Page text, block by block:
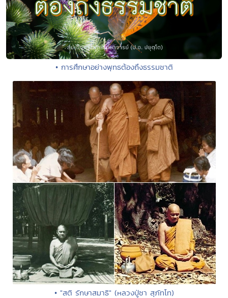
• การศึกษาอย่างพุทธต้องถึงธรรมชาติ
• "สติ รักษาสมาธิ" (หลวงปู่ชา สุภัทโท)